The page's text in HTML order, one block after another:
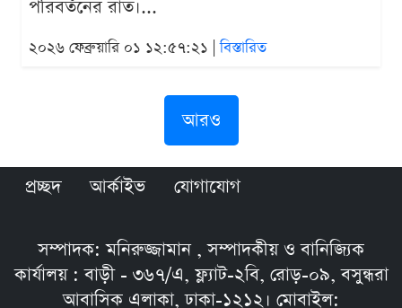
পরিবর্তনের রাত।...
২০২৬ ফেব্রুয়ারি ০১ ১২:৫৭:২১ |বিস্তারিত
আরও
প্রচ্ছদ আর্কাইভ যোগাযোগ
সম্পাদক: মনিরুজ্জামান , সম্পাদকীয় ও বানিজ্যিক
কার্যালয় : বাড়ী - ৩৬৭/এ, ফ্ল্যাট-২বি, রোড়-০৯, বসুন্ধরা
আবাসিক এলাকা, ঢাকা-১২১২। মোবাইল: